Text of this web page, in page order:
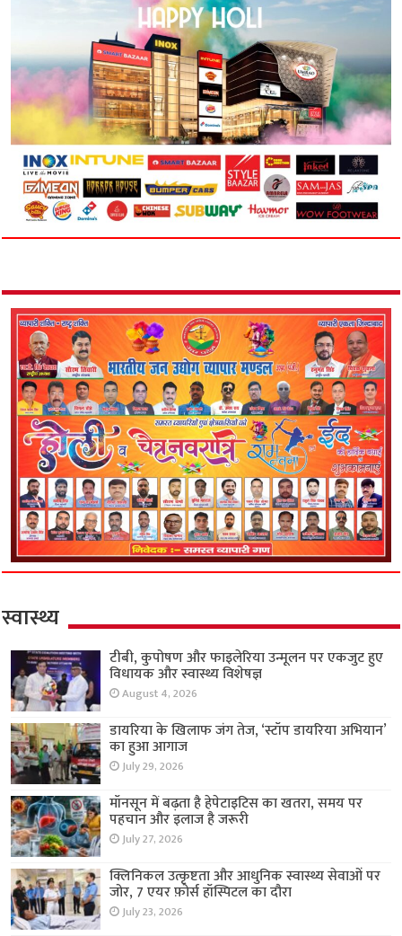
स्वास्थ्य
टीबी, कुपोषण और फाइलेरिया उन्मूलन पर एकजुट हुए
विधायक और स्वास्थ्य विशेषज्ञ
August 4, 2026
डायरिया के खिलाफ जंग तेज, ‘स्टॉप डायरिया अभियान’
का हुआ आगाज
July 29, 2026
मॉनसून में बढ़ता है हेपेटाइटिस का खतरा, समय पर
पहचान और इलाज है जरूरी
July 27, 2026
क्लिनिकल उत्कृष्टता और आधुनिक स्वास्थ्य सेवाओं पर
जोर, 7 एयर फ़ोर्स हॉस्पिटल का दौरा
July 23, 2026